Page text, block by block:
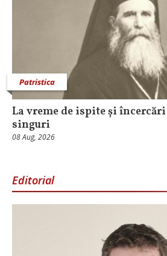
Patristica
La vreme de ispite și
singuri
08 Aug, 2026
Editorial